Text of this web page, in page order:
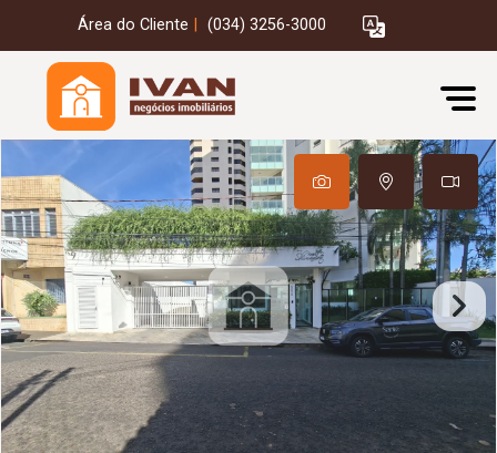
Área do Cliente (034) 3256-3000